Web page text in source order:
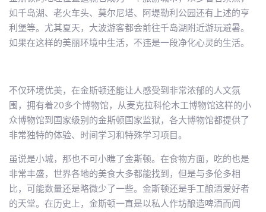
如千岛湖、老火车头、莫尔尼塔、阿堤勒利公园还有上述的亨
利堡等。尤其夏天，大波游客都会前往千岛湖附近游玩避暑。
如果在这样的美丽环境中生活，不违是一段净化心灵的生活。
不仅环境优美，在金斯顿还能让人感受到非常浓郁的人文氛
围，拥有着20多个博物馆，从麦克拉科伦木工博物馆这样的小
众博物馆到国家级别的金斯顿国家监狱，各大博物馆都提供了
非常独特的体验、时间学习和特殊学习项目。
虽说是小城，那也不可小瞧了金斯顿。在食物方面，吃的也是
非常丰盛，世界各地的美食大多都能找到，但是与多伦多相
比，可能数量还是略微少了一些。金斯顿还是手工酿酒爱好者
的天堂。在历史上，金斯顿一直是以私人作坊酿造啤酒而闻